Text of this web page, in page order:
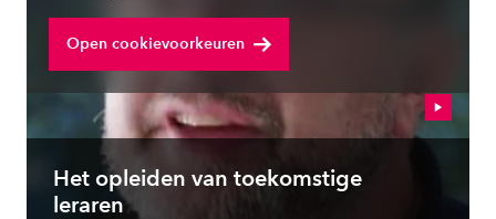
Het opleiden van toekomstige
leraren
Open cookievoorkeuren